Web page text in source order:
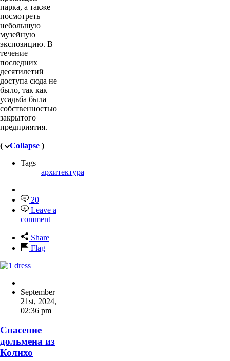
парка, а также
посмотреть
небольшую
музейную
экспозицию. В
течение
последних
десятилетий
доступа сюда не
было, так как
усадьба была
собственностью
закрытого
предприятия.
( Collapse )
Tags
архитектура
20
Leave a
comment
Share
Flag
September
21st, 2024,
02:36 pm
Спасение
дольмена из
Колихо